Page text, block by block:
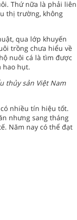
Thứ nữa là phải liên
thị trường, không
qua lớp khuyến
trồng chưa hiểu về
nuôi cá là tìm được
hao hụt.
thủy sản Việt Nam
nhiều tín hiệu tốt.
nhưng sang tháng
Năm nay có thể đạt